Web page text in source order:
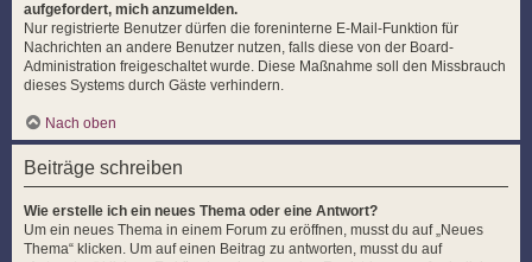
aufgefordert, mich anzumelden.
Nur registrierte Benutzer dürfen die foreninterne E-Mail-Funktion für
Nachrichten an andere Benutzer nutzen, falls diese von der Board-
Administration freigeschaltet wurde. Diese Maßnahme soll den Missbrauch
dieses Systems durch Gäste verhindern.
Nach oben
Beiträge schreiben
Wie erstelle ich ein neues Thema oder eine Antwort?
Um ein neues Thema in einem Forum zu eröffnen, musst du auf „Neues
Thema“ klicken. Um auf einen Beitrag zu antworten, musst du auf